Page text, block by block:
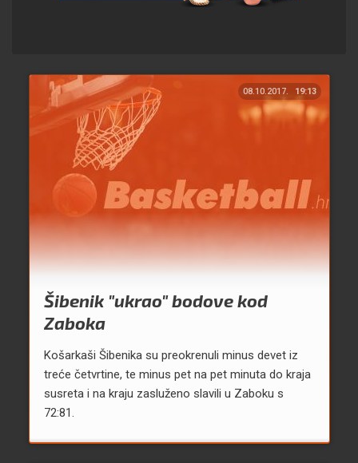
08.10.2017. 19:13
Šibenik "ukrao" bodove kod
Zaboka
Košarkaši Šibenika su preokrenuli minus devet iz
treće četvrtine, te minus pet na pet minuta do kraja
susreta i na kraju zasluženo slavili u Zaboku s
72:81.